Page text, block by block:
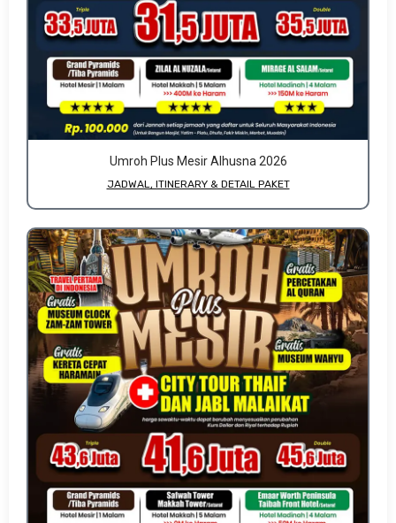
Umroh Plus Mesir Alhusna 2026
JADWAL, ITINERARY & DETAIL PAKET